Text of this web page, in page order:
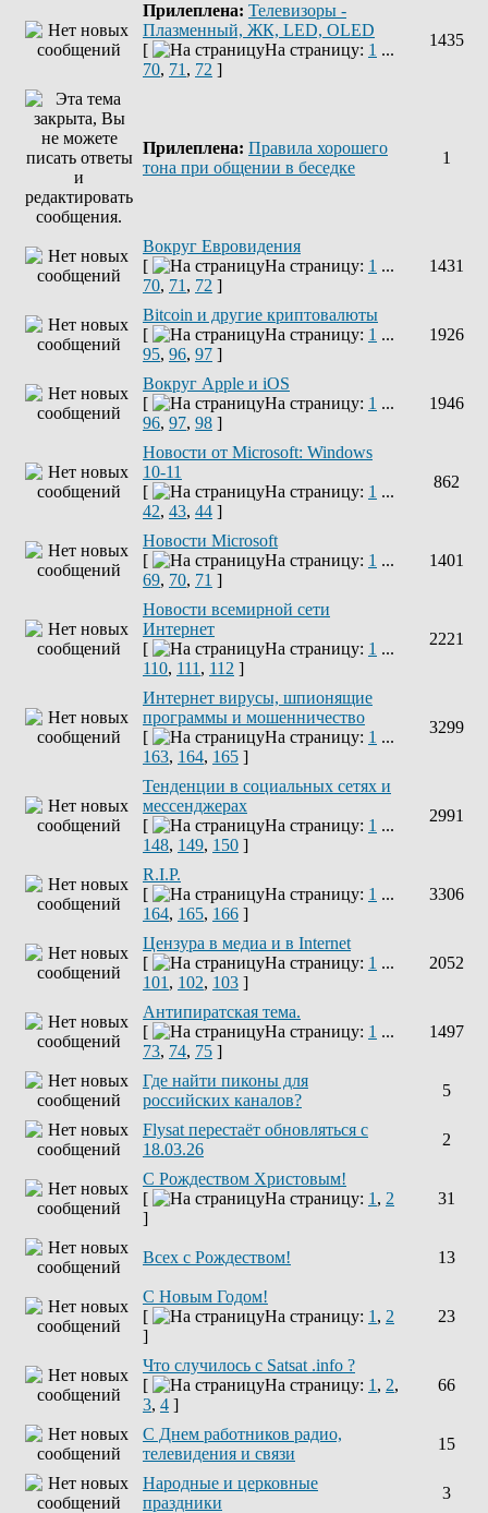
Прилеплена: Телевизоры -
Плазменный, ЖК, LED, OLED
[
На страницу: 1 ...
70, 71 , 72 ]
1435
Прилеплена: Правила хорошего
тона при общении в беседке
1
Вокруг Евровидения
[
На страницу: 1 ...
70, 71 , 72 ]
1431
Bitcoin и другие криптовалюты
[
На страницу: 1 ...
95, 96, 97 ]
1926
Вокруг Apple и iOS
[
На страницу: 1 ...
96, 97, 98 ]
1946
Новости от Microsoft: Windows
10-11
[
На страницу: 1 ...
42, 43, 44 ]
862
Новости Microsoft
[
На страницу: 1 ...
69, 70, 71 ]
1401
Новости всемирной сети
Интернет
[
На страницу: 1 ...
110, 111 , 112 ]
2221
Интернет вирусы, шпионящие
программы и мошенничество
[
На страницу: 1 ...
163, 164, 165 ]
3299
Тенденции в социальных сетях и
мессенджерах
[
На страницу: 1 ...
148, 149, 150 ]
2991
R.I.P.
[
На страницу: 1 ...
164, 165, 166 ]
3306
Цензура в медиа и в Internet
[
На страницу: 1 ...
101 , 102, 103 ]
2052
Антипиратская тема.
[
На страницу: 1 ...
73, 74, 75 ]
1497
Где найти пиконы для
российских каналов?
5
Flysat перестаёт обновляться с
18.03.26
2
С Рождеством Христовым!
[
На страницу: 1 , 2
]
31
Всех с Рождеством! 13
С Новым Годом!
[
На страницу: 1 , 2
]
23
Что случилось с Satsat .info ?
[
На страницу: 1 , 2,
3, 4 ]
66
C Днем работников радио,
телевидения и связи
15
Народные и церковные
праздники
3